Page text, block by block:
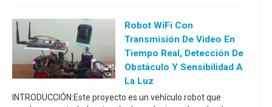
Robot WiFi Con
Transmisión De Video En
Tiempo Real, Detección De
Obstáculo Y Sensibilidad A
La Luz
INTRODUCCIÓN:Este proyecto es un vehículo robot que